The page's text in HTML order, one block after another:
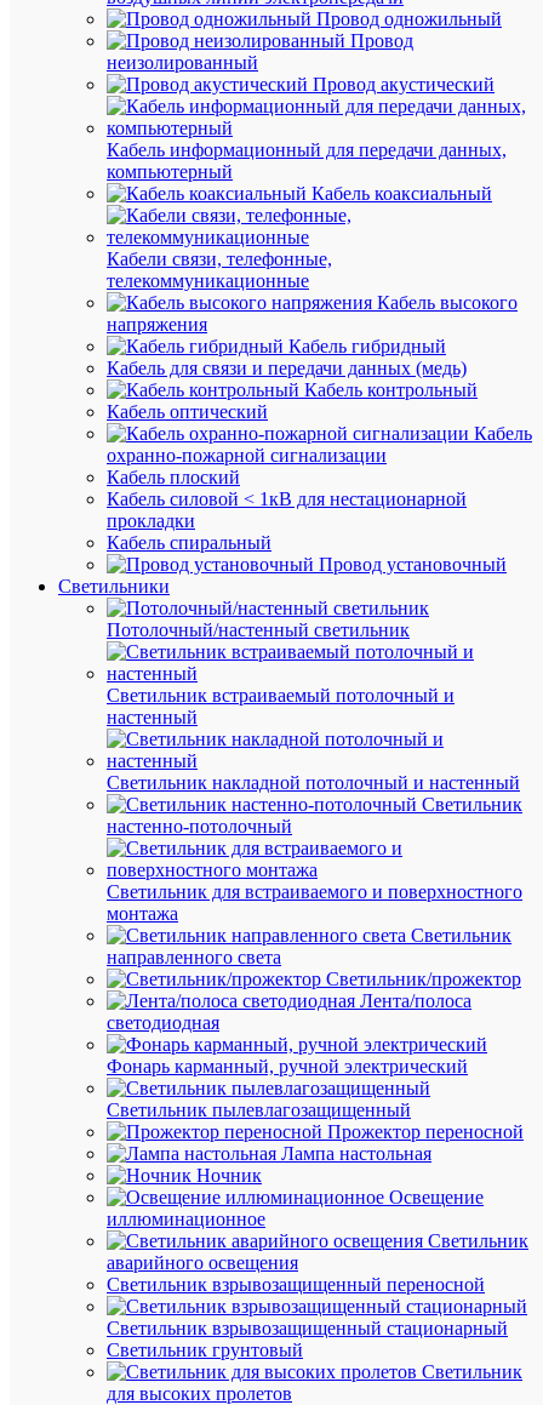
Провод одножильный
Провод
неизолированный
Провод акустический
Кабель информационный для передачи данных,
компьютерный
Кабель коаксиальный
Кабели связи, телефонные,
телекоммуникационные
Кабель высокого
напряжения
Кабель гибридный
Кабель для связи и передачи данных (медь)
Кабель контрольный
Кабель оптический
Кабель
охранно-пожарной сигнализации
Кабель плоский
Кабель силовой < 1кВ для нестационарной
прокладки
Кабель спиральный
Провод установочный
Светильники
Потолочный/настенный светильник
Светильник встраиваемый потолочный и
настенный
Светильник накладной потолочный и настенный
Светильник
настенно-потолочный
Светильник для встраиваемого и поверхностного
монтажа
Светильник
направленного света
Светильник/прожектор
Лента/полоса
светодиодная
Фонарь карманный, ручной электрический
Светильник пылевлагозащищенный
Прожектор переносной
Лампа настольная
Ночник
Освещение
иллюминационное
Светильник
аварийного освещения
Светильник взрывозащищенный переносной
Светильник взрывозащищенный стационарный
Светильник грунтовый
Светильник
для высоких пролетов
корзину
В
К
PE
(2463
Бренд
EKF
/
В
корзину
Быстрый